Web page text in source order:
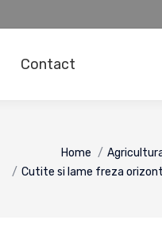
Contact
Home
Cutite si lame freza